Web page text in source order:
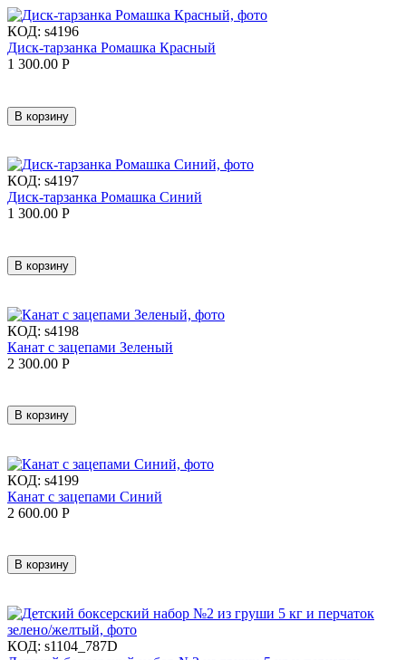
КОД: s4196
Диск-тарзанка Ромашка Красный
1 300.00 Р
В корзину
КОД: s4197
Диск-тарзанка Ромашка Синий
1 300.00 Р
В корзину
КОД: s4198
Канат с зацепами Зеленый
2 300.00 Р
В корзину
КОД: s4199
Канат с зацепами Синий
2 600.00 Р
В корзину
КОД: s1104_787D